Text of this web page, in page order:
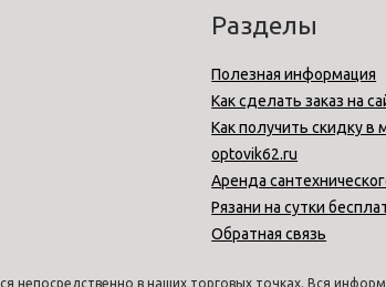
Разделы
Полезная информация
Как сделать заказ на
Как получить скидку в
optovik62.ru
Аренда
Рязани на сутки
Обратная связь
в наших торговых точках. Вся